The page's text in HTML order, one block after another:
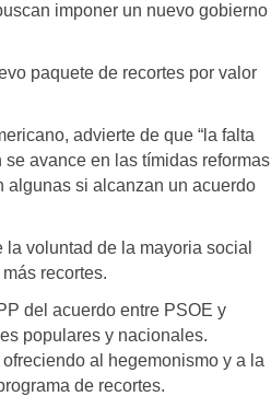
imponer un nuevo gobierno
paquete de recortes por valor
advierte de que “la falta
avance en las tímidas reformas
algunas si alcanzan un acuerdo
voluntad de la mayoria social
recortes.
del acuerdo entre PSOE y
populares y nacionales.
al hegemonismo y a la
de recortes.